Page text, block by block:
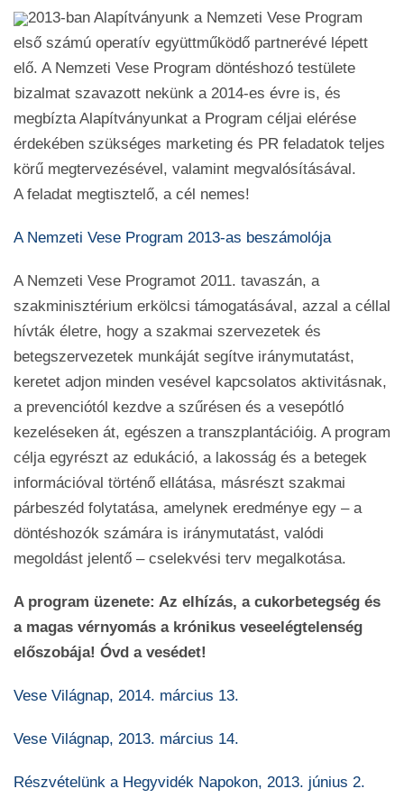
2013-ban Alapítványunk a Nemzeti Vese Program
első számú operatív együttműködő partnerévé lépett
elő. A Nemzeti Vese Program döntéshozó testülete
bizalmat szavazott nekünk a 2014-es évre is, és
megbízta Alapítványunkat a Program céljai elérése
érdekében szükséges marketing és PR feladatok teljes
körű megtervezésével, valamint megvalósításával.
A feladat megtisztelő, a cél nemes!
A Nemzeti Vese Program 2013-as beszámolója
A Nemzeti Vese Programot 2011. tavaszán, a
szakminisztérium erkölcsi támogatásával, azzal a céllal
hívták életre, hogy a szakmai szervezetek és
betegszervezetek munkáját segítve iránymutatást,
keretet adjon minden vesével kapcsolatos aktivitásnak,
a prevenciótól kezdve a szűrésen és a vesepótló
kezeléseken át, egészen a transzplantációig. A program
célja egyrészt az edukáció, a lakosság és a betegek
információval történő ellátása, másrészt szakmai
párbeszéd folytatása, amelynek eredménye egy – a
döntéshozók számára is iránymutatást, valódi
megoldást jelentő – cselekvési terv megalkotása.
A program üzenete: Az elhízás, a cukorbetegség és
a magas vérnyomás a krónikus veseelégtelenség
előszobája! Óvd a vesédet!
Vese Világnap, 2014. március 13.
Vese Világnap, 2013. március 14.
Részvételünk a Hegyvidék Napokon, 2013. június 2.